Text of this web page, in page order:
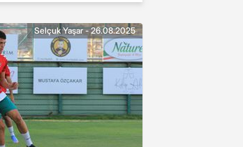
Selçuk Yaşar - 26.08.2025